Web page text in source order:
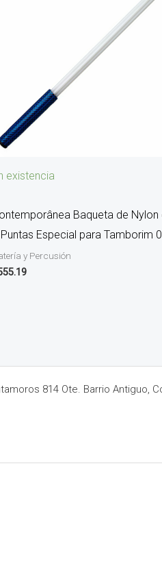
existencia
Baqueta de Nylon
Especial para Tamborim
y Percusión
814 Ote. Barrio Antiguo,